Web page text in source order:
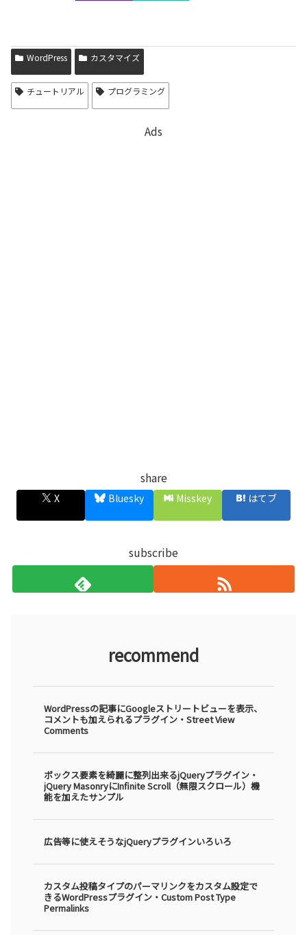
WordPress カスタマイズ
チュートリアル プログラミング
Ads
share
X Bluesky Misskey はてブ
subscribe
recommend
WordPressの記事にGoogleストリートビューを表示、
コメントも加えられるプラグイン・Street View
Comments
ボックス要素を綺麗に整列出来るjQueryプラグイン・
jQuery MasonryにInfinite Scroll（無限スクロール）機
能を加えたサンプル
広告等に使えそうなjQueryプラグインいろいろ
カスタム投稿タイプのパーマリンクをカスタム設定で
きるWordPressプラグイン・Custom Post Type
Permalinks